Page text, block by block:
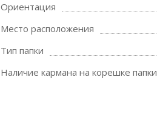
Ориентация
Место расположения
Тип папки
Наличие кармана на корешке папки